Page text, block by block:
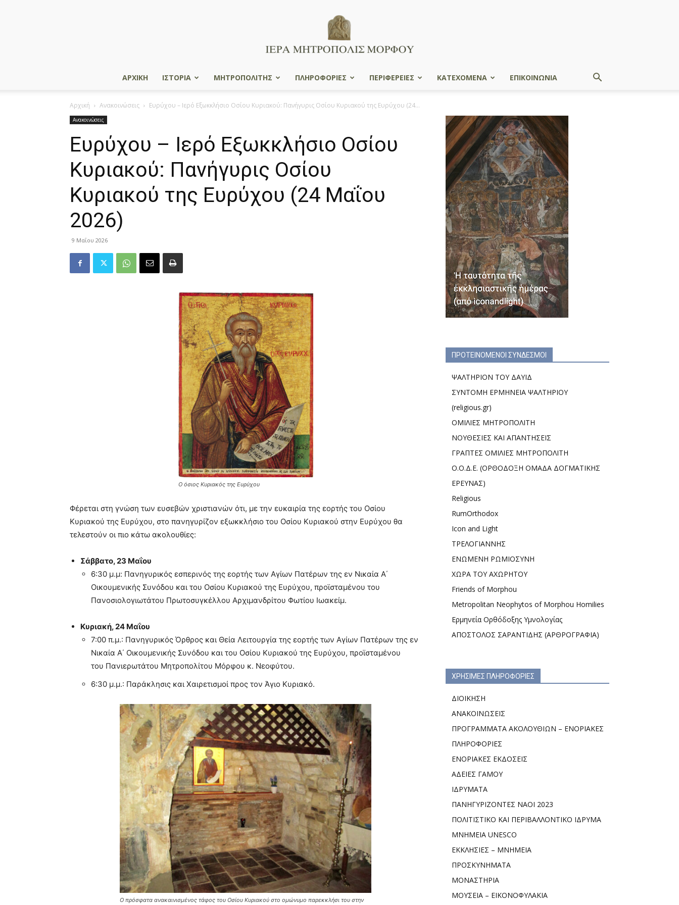
ΑΡΧΙΚΗ ΙΣΤΟΡΙΑ ΜΗΤΡΟΠΟΛΙΤΗΣ ΠΛΗΡΟΦΟΡΙΕΣ ΠΕΡΙΦΕΡΕΙΕΣ ΚΑΤΕΧΟΜΕΝΑ ΕΠΙΚΟΙΝΩΝΙΑ
Αρχική Ανακοινώσεις Ευρύχου – Ιερό Εξωκκλήσιο Οσίου Κυριακού: Πανήγυρις Οσίου Κυριακού της Ευρύχου (24...
Ανακοινώσεις
Ευρύχου – Ιερό Εξωκκλήσιο Οσίου
Κυριακού: Πανήγυρις Οσίου
Κυριακού της Ευρύχου (24 Μαΐου
2026)
9 Μαΐου 2026
Ο όσιος Κυριακός της Ευρύχου
Φέρεται στη γνώση των ευσεβών χριστιανών ότι, με την ευκαιρία της εορτής του Οσίου
Κυριακού της Ευρύχου, στο πανηγυρίζον εξωκκλήσιο του Οσίου Κυριακού στην Ευρύχου θα
τελεστούν οι πιο κάτω ακολουθίες:
Σάββατο, 23 Μαΐου
6:30 μ.μ: Πανηγυρικός εσπερινός της εορτής των Αγίων Πατέρων της εν Νικαία Α΄
Οικουμενικής Συνόδου και του Οσίου Κυριακού της Ευρύχου, προϊσταμένου του
Πανοσιολογιωτάτου Πρωτοσυγκέλλου Αρχιμανδρίτου Φωτίου Ιωακείμ.
Κυριακή, 24 Μαΐου
7:00 π.μ.: Πανηγυρικός Όρθρος και Θεία Λειτουργία της εορτής των Αγίων Πατέρων της εν
Νικαία Α΄ Οικουμενικής Συνόδου και του Οσίου Κυριακού της Ευρύχου, προϊσταμένου
του Πανιερωτάτου Μητροπολίτου Μόρφου κ. Νεοφύτου.
6:30 μ.μ.: Παράκλησις και Χαιρετισμοί προς τον Άγιο Κυριακό.
Ο πρόσφατα ανακαινισμένος τάφος του Οσίου Κυριακού στο ομώνυμο παρεκκλήσι του στην
ΠΡΟΤΕΙΝΟΜΕΝΟΙ ΣΥΝΔΕΣΜΟΙ
ΨΑΛΤΗΡΙΟΝ ΤΟΥ ΔΑΥΙΔ
ΣΥΝΤΟΜΗ ΕΡΜΗΝΕΙΑ ΨΑΛΤΗΡΙΟΥ
(religious.gr)
ΟΜΙΛΙΕΣ ΜΗΤΡΟΠΟΛΙΤΗ
ΝΟΥΘΕΣΙΕΣ ΚΑΙ ΑΠΑΝΤΗΣΕΙΣ
ΓΡΑΠΤΕΣ ΟΜΙΛΙΕΣ ΜΗΤΡΟΠΟΛΙΤΗ
Ο.Ο.Δ.Ε. (ΟΡΘΟΔΟΞΗ ΟΜΑΔΑ ΔΟΓΜΑΤΙΚΗΣ
ΕΡΕΥΝΑΣ)
Religious
RumOrthodox
Icon and Light
ΤΡΕΛΟΓΙΑΝΝΗΣ
ΕΝΩΜΕΝΗ ΡΩΜΙΟΣΥΝΗ
ΧΩΡΑ ΤΟΥ ΑΧΩΡΗΤΟΥ
Friends of Morphou
Metropolitan Neophytos of Morphou Homilies
Ερμηνεία Ορθόδοξης Υμνολογίας
ΑΠΟΣΤΟΛΟΣ ΣΑΡΑΝΤΙΔΗΣ (ΑΡΘΡΟΓΡΑΦΙΑ)
ΧΡΗΣΙΜΕΣ ΠΛΗΡΟΦΟΡΙΕΣ
ΔΙΟΙΚΗΣΗ
ΑΝΑΚΟΙΝΩΣΕΙΣ
ΠΡΟΓΡΑΜΜΑΤΑ ΑΚΟΛΟΥΘΙΩΝ – ΕΝΟΡΙΑΚΕΣ
ΠΛΗΡΟΦΟΡΙΕΣ
ΕΝΟΡΙΑΚΕΣ ΕΚΔΟΣΕΙΣ
ΑΔΕΙΕΣ ΓΑΜΟΥ
ΙΔΡΥΜΑΤΑ
ΠΑΝΗΓΥΡΙΖΟΝΤΕΣ ΝΑΟΙ 2023
ΠΟΛΙΤΙΣΤΙΚΟ ΚΑΙ ΠΕΡΙΒΑΛΛΟΝΤΙΚΟ ΙΔΡΥΜΑ
ΜΝΗΜΕΙΑ UNESCO
ΕΚΚΛΗΣΙΕΣ – ΜΝΗΜΕΙΑ
ΠΡΟΣΚΥΝΗΜΑΤΑ
ΜΟΝΑΣΤΗΡΙΑ
ΜΟΥΣΕΙΑ – ΕΙΚΟΝΟΦΥΛΑΚΙΑ